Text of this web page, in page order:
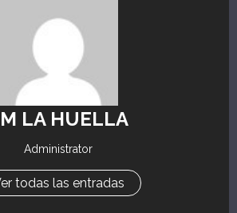
LA HUELLA
Administrator
todas las entradas